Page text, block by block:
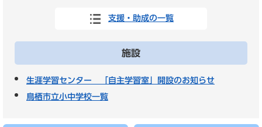
支援・助成の一覧
施設
生涯学習センター 「自主学習室」開設のお知らせ
鳥栖市立小中学校一覧